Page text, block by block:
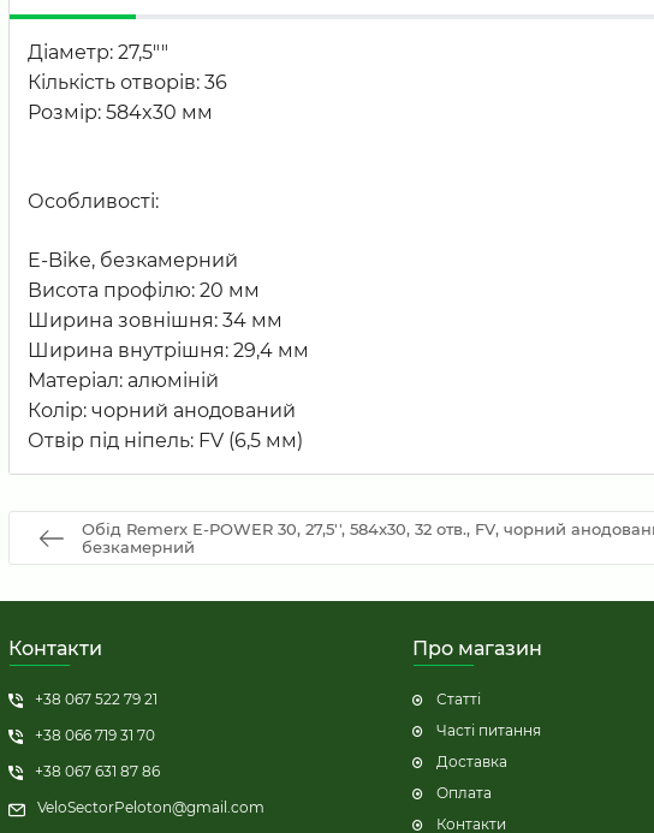
Діаметр: 27,5""
Кількість отворів: 36
Розмір: 584x30 мм
Особливості:
E-Bike, безкамерний
Висота профілю: 20 мм
Ширина зовнішня: 34 мм
Ширина внутрішня: 29,4 мм
Матеріал: алюміній
Колір: чорний анодований
Отвір під ніпель: FV (6,5 мм)
Обід Remerx E-POWER 30, 27,5'', 584x30, 32 отв., FV, чорний
безкамерний
Контакти
+38 067 522 79 21
+38 066 719 31 70
+38 067 631 87 86
VeloSectorPeloton@gmail.com
Про магазин
Статті
Часті питання
Доставка
Оплата
Контакти